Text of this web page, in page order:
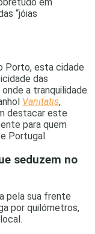
“jóias
Porto, esta cidade
das
a tranquilidade
Vanitatis,
destacar este
para quem
Portugal.
seduzem no
pela sua frente
por quilómetros,